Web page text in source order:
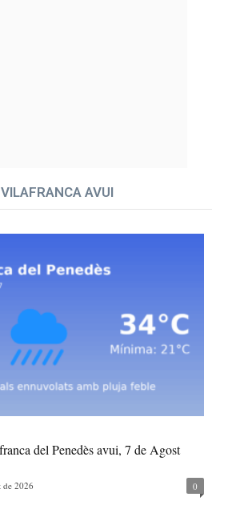
AVUI
del Penedès avui, 7 de Agost
de 2026 0